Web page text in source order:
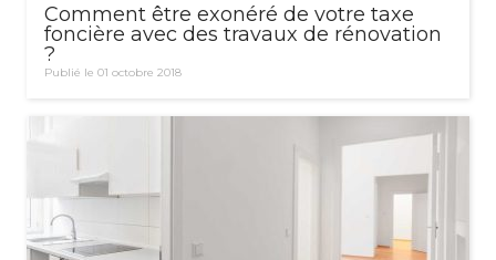
Comment être exonéré de votre taxe
foncière avec des travaux de rénovation
?
Publié le 01 octobre 2018